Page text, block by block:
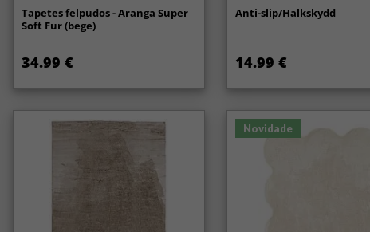
Tapetes felpudos - Aranga Super
Soft Fur (bege)
34.99 €
Anti-slip/Halkskydd
14.99 €
Novidade